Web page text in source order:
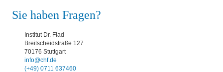
Sie haben Fragen?
Institut Dr. Flad
Breitscheidstraße 127
70176 Stuttgart
info@chf.de
(+49) 0711 637460